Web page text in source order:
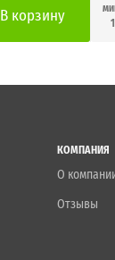
В корзину
1
КОМПАНИЯ
О
Отзывы